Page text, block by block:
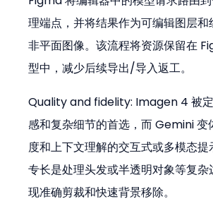
理端点，并将结果作为可编辑图层
非平面图像。该流程将资源保留在
型中，减少后续导出/导入返工。
Quality and fidelity: Imagen 4 被
感和复杂细节的首选，而 Gemini 变
度和上下文理解的交互式或多模态
专长是处理头发或半透明对象等复
现准确剪裁和快速背景移除。